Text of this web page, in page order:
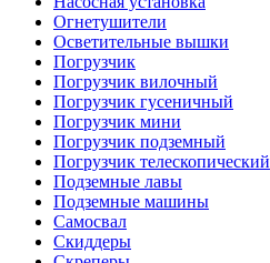
Огнетушители
Осветительные вышки
Погрузчик
Погрузчик вилочный
Погрузчик гусеничный
Погрузчик мини
Погрузчик подземный
Погрузчик телескопический
Подземные лавы
Подземные машины
Самосвал
Скиддеры